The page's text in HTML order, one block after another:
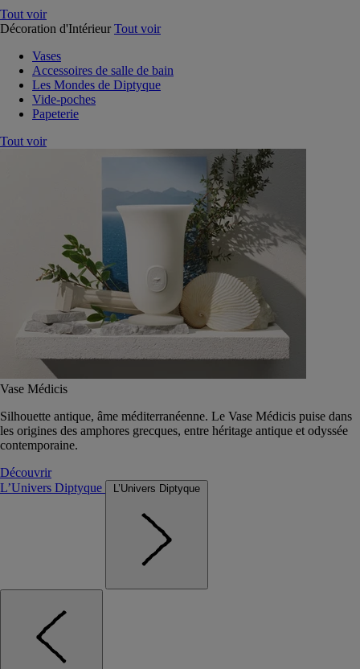
Tout voir
Décoration d'Intérieur Tout voir
Vases
Accessoires de salle de bain
Les Mondes de Diptyque
Vide-poches
Papeterie
Tout voir
Vase Médicis
Silhouette antique, âme méditerranéenne. Le Vase Médicis puise dans
les origines des amphores grecques, entre héritage antique et odyssée
contemporaine.
Découvrir
L’Univers Diptyque
L’Univers Diptyque